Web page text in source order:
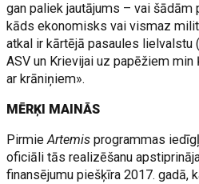
gan paliek jautājums – vai
kāds ekonomisks vai vismaz
atkal ir kārtējā pasaules lielvalstu
ASV un Krievijai uz papēžiem min
ar krāniņiem».
MĒRĶI MAINĀS
PirmieArtemisprogrammas
oficiāli tās realizēšanu
finansējumu piešķīra 2017. gadā,